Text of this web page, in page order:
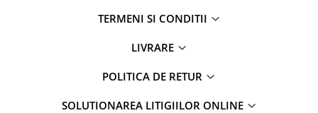
TERMENI SI CONDITII
LIVRARE
POLITICA DE RETUR
SOLUTIONAREA LITIGIILOR ONLINE